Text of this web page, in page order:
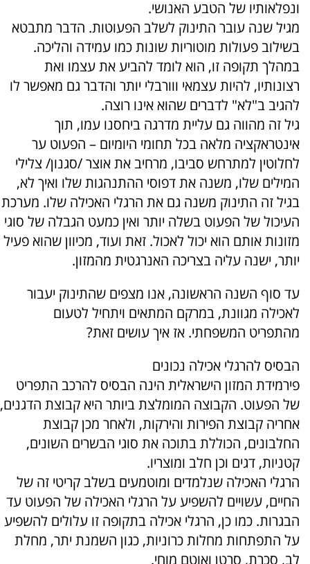
ונפלאותיו של הטבע האנושי.
מגיל שנה עובר התינוק לשלב הפעוטות. הדבר מתבטא
בשילוב פעולות מוטוריות שונות כמו עמידה והליכה.
במהלך תקופה זו, הוא לומד להביע את עצמו ואת
רצונותיו, להיות עצמאי ווורבלי יותר והדבר גם מאפשר לו
להגיב ב"לא" לדברים שהוא אינו רוצה.
גיל זה מהווה גם עליית מדרגה ביחסנו עמו, תוך
אינטראקציה מלאה בכל תחומי היומיום – הפעוט ער
לחלוטין למתרחש סביבו, מרחיב את אוצר /סגנון/ צלילי
המילים שלו, משנה את דפוסי ההתנהגות שלו ואיך לא,
בגיל זה התינוק משנה גם את הרגלי האכילה שלו. מערכת
העיכול של הפעוט בשלה יותר ואין כמעט הגבלה של סוגי
מזונות אותם הוא יכול לאכול. זאת ועוד, מכיוון שהוא פעיל
יותר, ישנה עליה בצריכה האנרגטית מהמזון.
עד סוף השנה הראשונה, אנו מצפים שהתינוק יעבור
לאכילה מגוונת, במרקם המתאים ויתחיל לטעום
מהתפריט המשפחתי. אז איך עושים זאת?
הבסיס להרגלי אכילה נכונים
פירמידת המזון הישראלית הינה הבסיס להרכב התפריט
של הפעוט. הקבוצה המומלצת ביותר היא קבוצת הדגנים,
אחריה קבוצת הפירות והירקות, ולאחר מכן קבוצת
החלבונים, הכוללת בתוכה את סוגי הבשרים השונים,
קטניות, דגים וכן חלב ומוצריו.
הרגלי האכילה שנלמדים ומוטמעים בשלב קריטי זה של
החיים, עשויים להשפיע על הרגלי האכילה של הפעוט עד
הבגרות. כמו כן, הרגלי אכילה בתקופה זו עלולים להשפיע
על התפתחות מחלות כרוניות, כגון השמנת יתר, מחלת
לב, סכרת, סרטן ואוטם מוחי.